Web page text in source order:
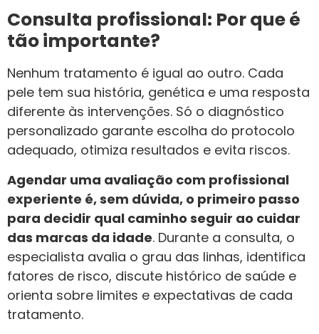
Consulta profissional: Por que é
tão importante?
Nenhum tratamento é igual ao outro. Cada
pele tem sua história, genética e uma resposta
diferente às intervenções. Só o diagnóstico
personalizado garante escolha do protocolo
adequado, otimiza resultados e evita riscos.
Agendar uma avaliação com profissional
experiente é, sem dúvida, o primeiro passo
para decidir qual caminho seguir ao cuidar
das marcas da idade. Durante a consulta, o
especialista avalia o grau das linhas, identifica
fatores de risco, discute histórico de saúde e
orienta sobre limites e expectativas de cada
tratamento.